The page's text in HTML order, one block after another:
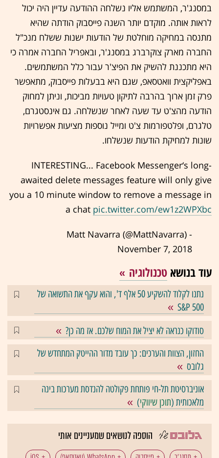
במסנג'ר, המשתמש אליו נשלחה ההודעה עדיין היה יכול
לראות אותה. מוקדם יותר השנה פייסבוק הודתה שהיא
מתנסה במחיקה מוחלטת של הודעות ישנות ששלח מנכ"ל
החברה מארק צוקרברג במסנג'ר, ובאפריל החברה אמרה כי
היא מתכננת להשיק את הפיצ'ר עבור כלל המשתמשים.
באפליקצית וואטסאפ, שגם היא בבעלות פייסבוק, מתאפשר
פרק זמן ארוך בהרבה לתיקון טעויות מביכות, וניתן למחוק
הודעה מהצ'ט עד שעה לאחר שנשלחה. גם אינסטגרם,
טלגרם, ופלטפורמות צ'ט ומייל נוספות מציעות אפשרויות
שונות למחיקת הודעות שנשלחו.
INTERESTING... Facebook Messenger‘s long-
awaited delete messages feature will only give
you a 10 minute window to remove a message in
a chat pic.twitter.com/ew1z2WPXbc
- Matt Navarra (@MattNavarra)
November 7, 2018
עוד בנושא טכנולוגיה
נתנו לקלוד להשקיע 50 אלף ד', והוא עקף את התשואה של
S&P 500
סודוקו כנראה לא יציל את המוח שלכם. אז מה כן?
החזון, הצוות והערכים: כך עובד מדור ההייטק המתחדש של
גלובס
אוניברסיטת תל-חי פותחת פקולטה להנדסת מערכות בינה
מלאכותית (תוכן שיווקי)
הוספה לנושאים שמעניינים אותי